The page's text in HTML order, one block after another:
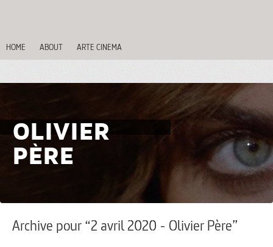
HOME ABOUT ARTE CINEMA
OLIVIER
PÈRE
Archive pour “2 avril 2020 - Olivier Père”